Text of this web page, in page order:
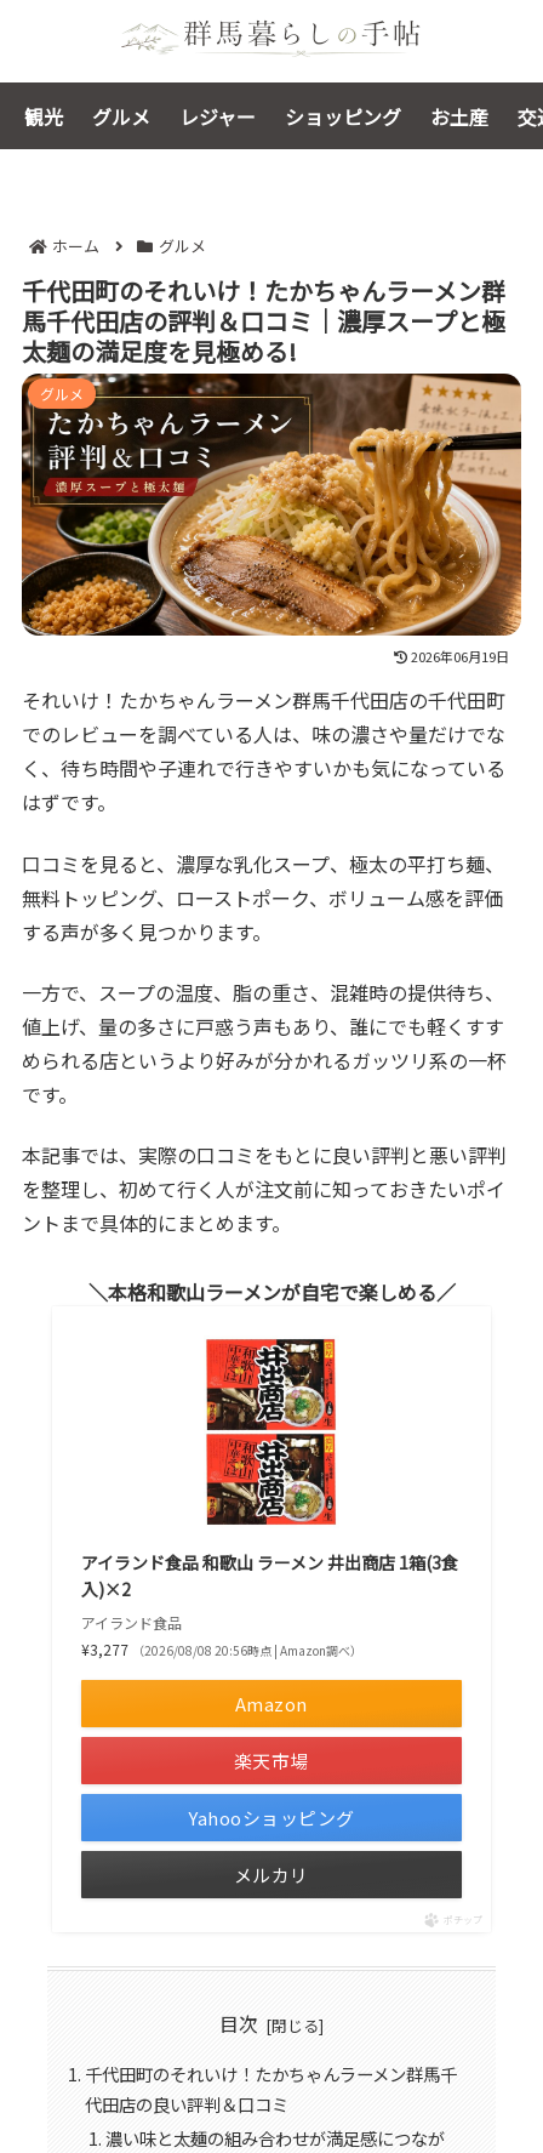
観光 グルメ レジャー ショッピング お土産 交
ホーム グルメ
千代田町のそれいけ！たかちゃんラーメン群
馬千代田店の評判＆口コミ｜濃厚スープと極
太麺の満足度を見極める!
グルメ
2026年06月19日
それいけ！たかちゃんラーメン群馬千代田店の千代田町
でのレビューを調べている人は、味の濃さや量だけでな
く、待ち時間や子連れで行きやすいかも気になっている
はずです。
口コミを見ると、濃厚な乳化スープ、極太の平打ち麺、
無料トッピング、ローストポーク、ボリューム感を評価
する声が多く見つかります。
一方で、スープの温度、脂の重さ、混雑時の提供待ち、
値上げ、量の多さに戸惑う声もあり、誰にでも軽くすす
められる店というより好みが分かれるガッツリ系の一杯
です。
本記事では、実際の口コミをもとに良い評判と悪い評判
を整理し、初めて行く人が注文前に知っておきたいポイ
ントまで具体的にまとめます。
本格和歌山ラーメンが自宅で楽しめる
アイランド食品 和歌山 ラーメン 井出商店 1箱(3食
入)×2
アイランド食品
¥3,277
（2026/08/08 20:56時点 | Amazon調べ）
Amazon
楽天市場
Yahooショッピング
メルカリ
ポチップ
目次
千代田町のそれいけ！たかちゃんラーメン群馬千
代田店の良い評判＆口コミ
濃い味と太麺の組み合わせが満足感につなが